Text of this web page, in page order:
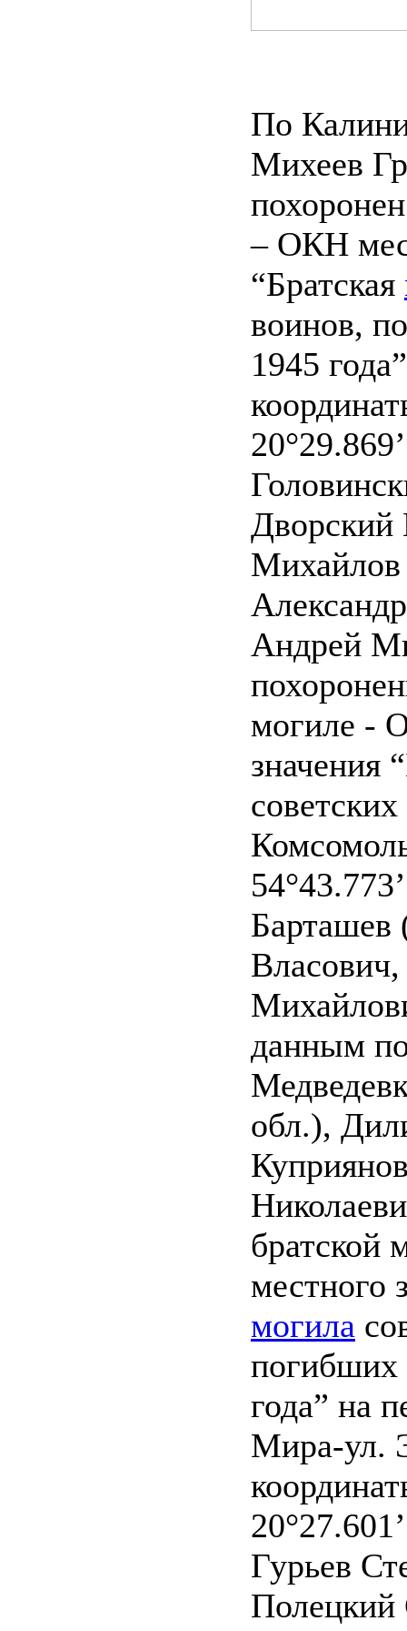
По
Михеев
– ОКН
“Братская
воинов,
1945
Дворский
Андрей
могиле -
значения
Барташев
данным
обл.),
братской
местного
могила
погибших
года” на
Мира-ул.
Гурьев
Полецкий